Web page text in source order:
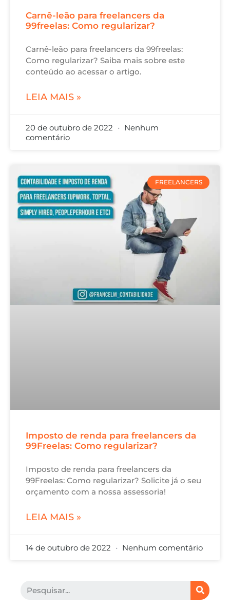
Carnê-leão para freelancers da
99freelas: Como regularizar?
Carnê-leão para freelancers da 99freelas:
Como regularizar? Saiba mais sobre este
conteúdo ao acessar o artigo.
LEIA MAIS »
20 de outubro de 2022
Nenhum
comentário
FREELANCERS
Imposto de renda para freelancers da
99Freelas: Como regularizar?
Imposto de renda para freelancers da
99Freelas: Como regularizar? Solicite já o seu
orçamento com a nossa assessoria!
LEIA MAIS »
14 de outubro de 2022 Nenhum comentário